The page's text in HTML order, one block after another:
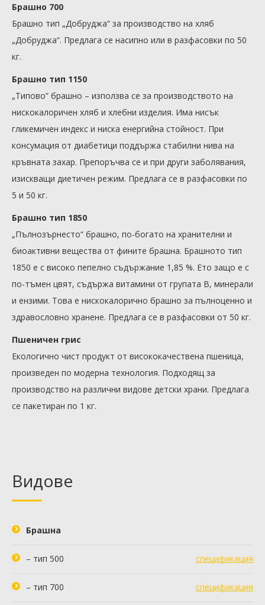
Брашно 700
Брашно тип „Добруджа“ за производство на хляб
„Добруджа“. Предлага се насипно или в разфасовки по 50
кг.
Брашно тип 1150
„Типово“ брашно – използва се за производството на
нискокалоричен хляб и хлебни изделия. Има нисък
гликемичен индекс и ниска енергийна стойност. При
консумация от диабетици поддържа стабилни нива на
кръвната захар. Препоръчва се и при други заболявания,
изискващи диетичен режим. Предлага се в разфасовки по
5 и 50 кг.
Брашно тип 1850
„Пълнозърнесто“ брашно, по-богато на хранителни и
биоактивни вещества от фините брашна. Брашното тип
1850 е с високо пепелно съдържание 1,85 %. Ето защо е с
по-тъмен цвят, съдържа витамини от групата В, минерали
и ензими. Това е нискокалорично брашно за пълноценно и
здравословно хранене. Предлага се в разфасовки от 50 кг.
Пшеничен грис
Екологично чист продукт от висококачествена пшеница,
произведен по модерна технология. Подходящ за
производство на различни видове детски храни. Предлага
се пакетиран по 1 кг.
Видове
Брашна
– тип 500 спецификация
– тип 700 спецификация